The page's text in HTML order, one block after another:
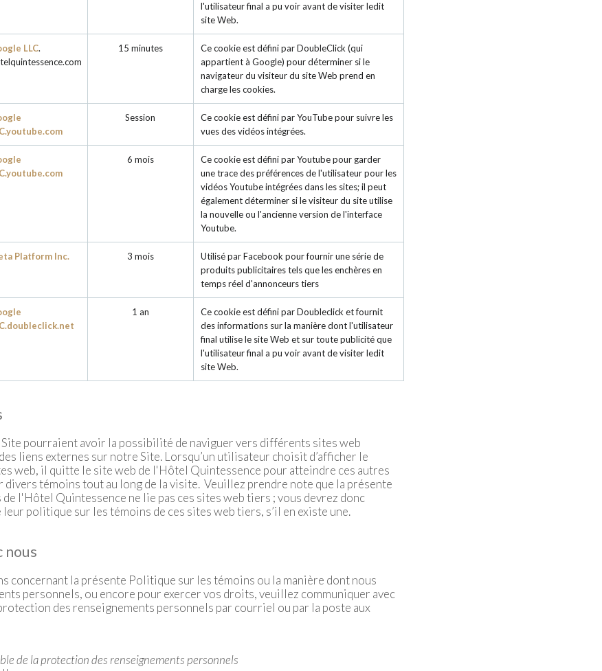
l'utilisateur final a pu voir avant de visiter ledit
site Web.
LLC.
15 minutes
Ce cookie est défini par DoubleClick (qui
appartient à Google) pour déterminer si le
navigateur du visiteur du site Web prend en
charge les cookies.
Session
Ce cookie est défini par YouTube pour suivre les
vues des vidéos intégrées.
6 mois
Ce cookie est défini par Youtube pour garder
une trace des préférences de l'utilisateur pour les
vidéos Youtube intégrées dans les sites; il peut
également déterminer si le visiteur du site utilise
la nouvelle ou l'ancienne version de l'interface
Youtube.
Platform Inc. 3 mois
Utilisé par Facebook pour fournir une série de
produits publicitaires tels que les enchères en
temps réel d'annonceurs tiers
1 an
Ce cookie est défini par Doubleclick et fournit
des informations sur la manière dont l'utilisateur
final utilise le site Web et sur toute publicité que
l'utilisateur final a pu voir avant de visiter ledit
site Web.
pourraient avoir la possibilité de naviguer vers différents sites web
liens externes sur notre Site. Lorsqu’un utilisateur choisit d’afficher le
web, il quitte le site web de l'Hôtel Quintessence pour atteindre ces autres
témoins tout au long de la visite. Veuillez prendre note que la présente
l'Hôtel Quintessence ne lie pas ces sites web tiers ; vous devrez donc
politique sur les témoins de ces sites web tiers, s’il en existe une.
nous
concernant la présente Politique sur les témoins ou la manière dont nous
personnels, ou encore pour exercer vos droits, veuillez communiquer avec
des renseignements personnels par courriel ou par la poste aux
de la protection des renseignements personnels